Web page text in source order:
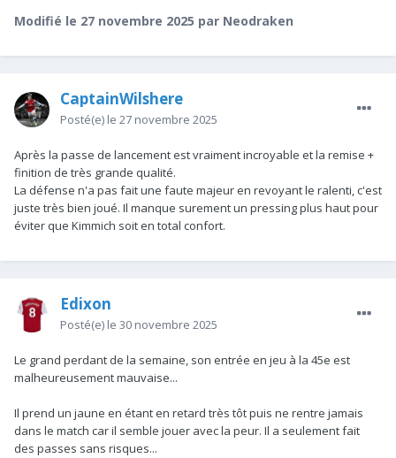
Modifié le 27 novembre 2025 par Neodraken
CaptainWilshere
Posté(e) le 27 novembre 2025
Après la passe de lancement est vraiment incroyable et la remise +
finition de très grande qualité.
La défense n'a pas fait une faute majeur en revoyant le ralenti, c'est
juste très bien joué. Il manque surement un pressing plus haut pour
éviter que Kimmich soit en total confort.
Edixon
Posté(e) le 30 novembre 2025
Le grand perdant de la semaine, son entrée en jeu à la 45e est
malheureusement mauvaise...
Il prend un jaune en étant en retard très tôt puis ne rentre jamais
dans le match car il semble jouer avec la peur. Il a seulement fait
des passes sans risques...